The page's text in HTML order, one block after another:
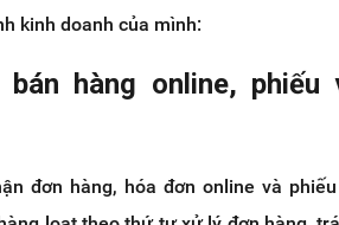
kinh doanh của mình:
hàng online, phiếu
đơn hàng, hóa đơn online và